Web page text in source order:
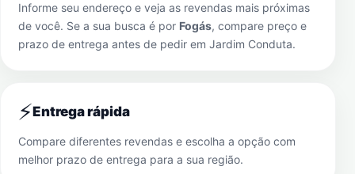
Informe seu endereço e veja as revendas mais próximas
de você. Se a sua busca é por Fogás, compare preço e
prazo de entrega antes de pedir em Jardim Conduta.
⚡Entrega rápida
Compare diferentes revendas e escolha a opção com
melhor prazo de entrega para a sua região.